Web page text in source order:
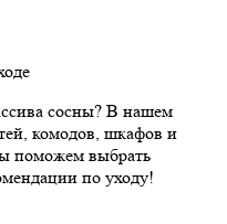
сосны? В нашем
комодов, шкафов и
поможем выбрать
по уходу!